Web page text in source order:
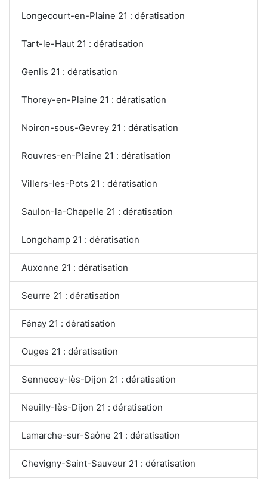
Longecourt-en-Plaine 21 : dératisation
Tart-le-Haut 21 : dératisation
Genlis 21 : dératisation
Thorey-en-Plaine 21 : dératisation
Noiron-sous-Gevrey 21 : dératisation
Rouvres-en-Plaine 21 : dératisation
Villers-les-Pots 21 : dératisation
Saulon-la-Chapelle 21 : dératisation
Longchamp 21 : dératisation
Auxonne 21 : dératisation
Seurre 21 : dératisation
Fénay 21 : dératisation
Ouges 21 : dératisation
Sennecey-lès-Dijon 21 : dératisation
Neuilly-lès-Dijon 21 : dératisation
Lamarche-sur-Saône 21 : dératisation
Chevigny-Saint-Sauveur 21 : dératisation